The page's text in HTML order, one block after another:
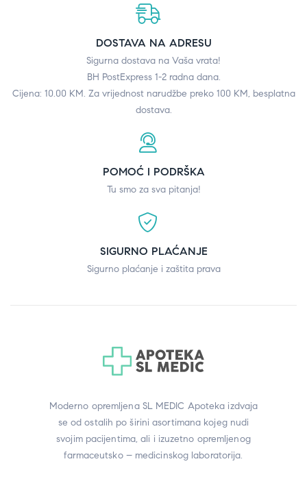
DOSTAVA NA ADRESU
Sigurna dostava na Vaša vrata!
BH PostExpress 1-2 radna dana.
Cijena: 10.00 KM. Za vrijednost narudžbe preko 100 KM, besplatna
dostava.
POMOĆ I PODRŠKA
Tu smo za sva pitanja!
SIGURNO PLAĆANJE
Sigurno plaćanje i zaštita prava
Moderno opremljena SL MEDIC Apoteka izdvaja
se od ostalih po širini asortimana kojeg nudi
svojim pacijentima, ali i izuzetno opremljenog
farmaceutsko – medicinskog laboratorija.